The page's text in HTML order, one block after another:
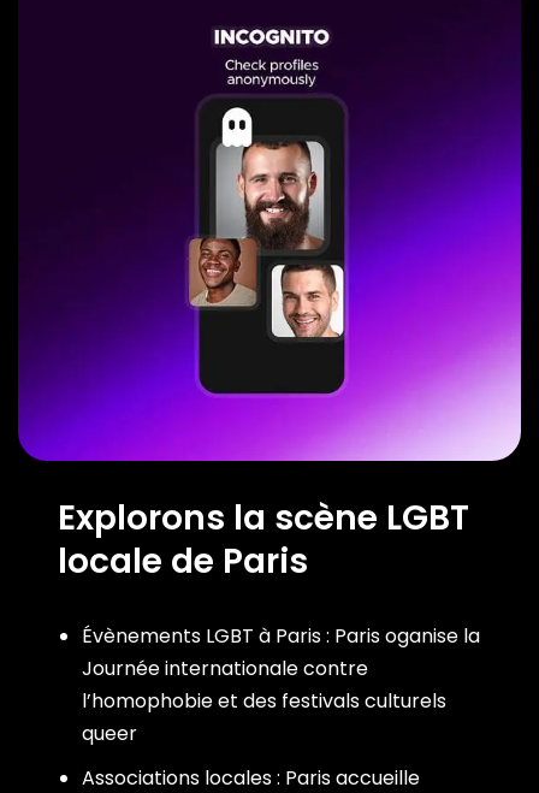
Explorons la scène LGBT
locale de Paris
Évènements LGBT à Paris : Paris oganise la
Journée internationale contre
l’homophobie et des festivals culturels
queer
Associations locales : Paris accueille